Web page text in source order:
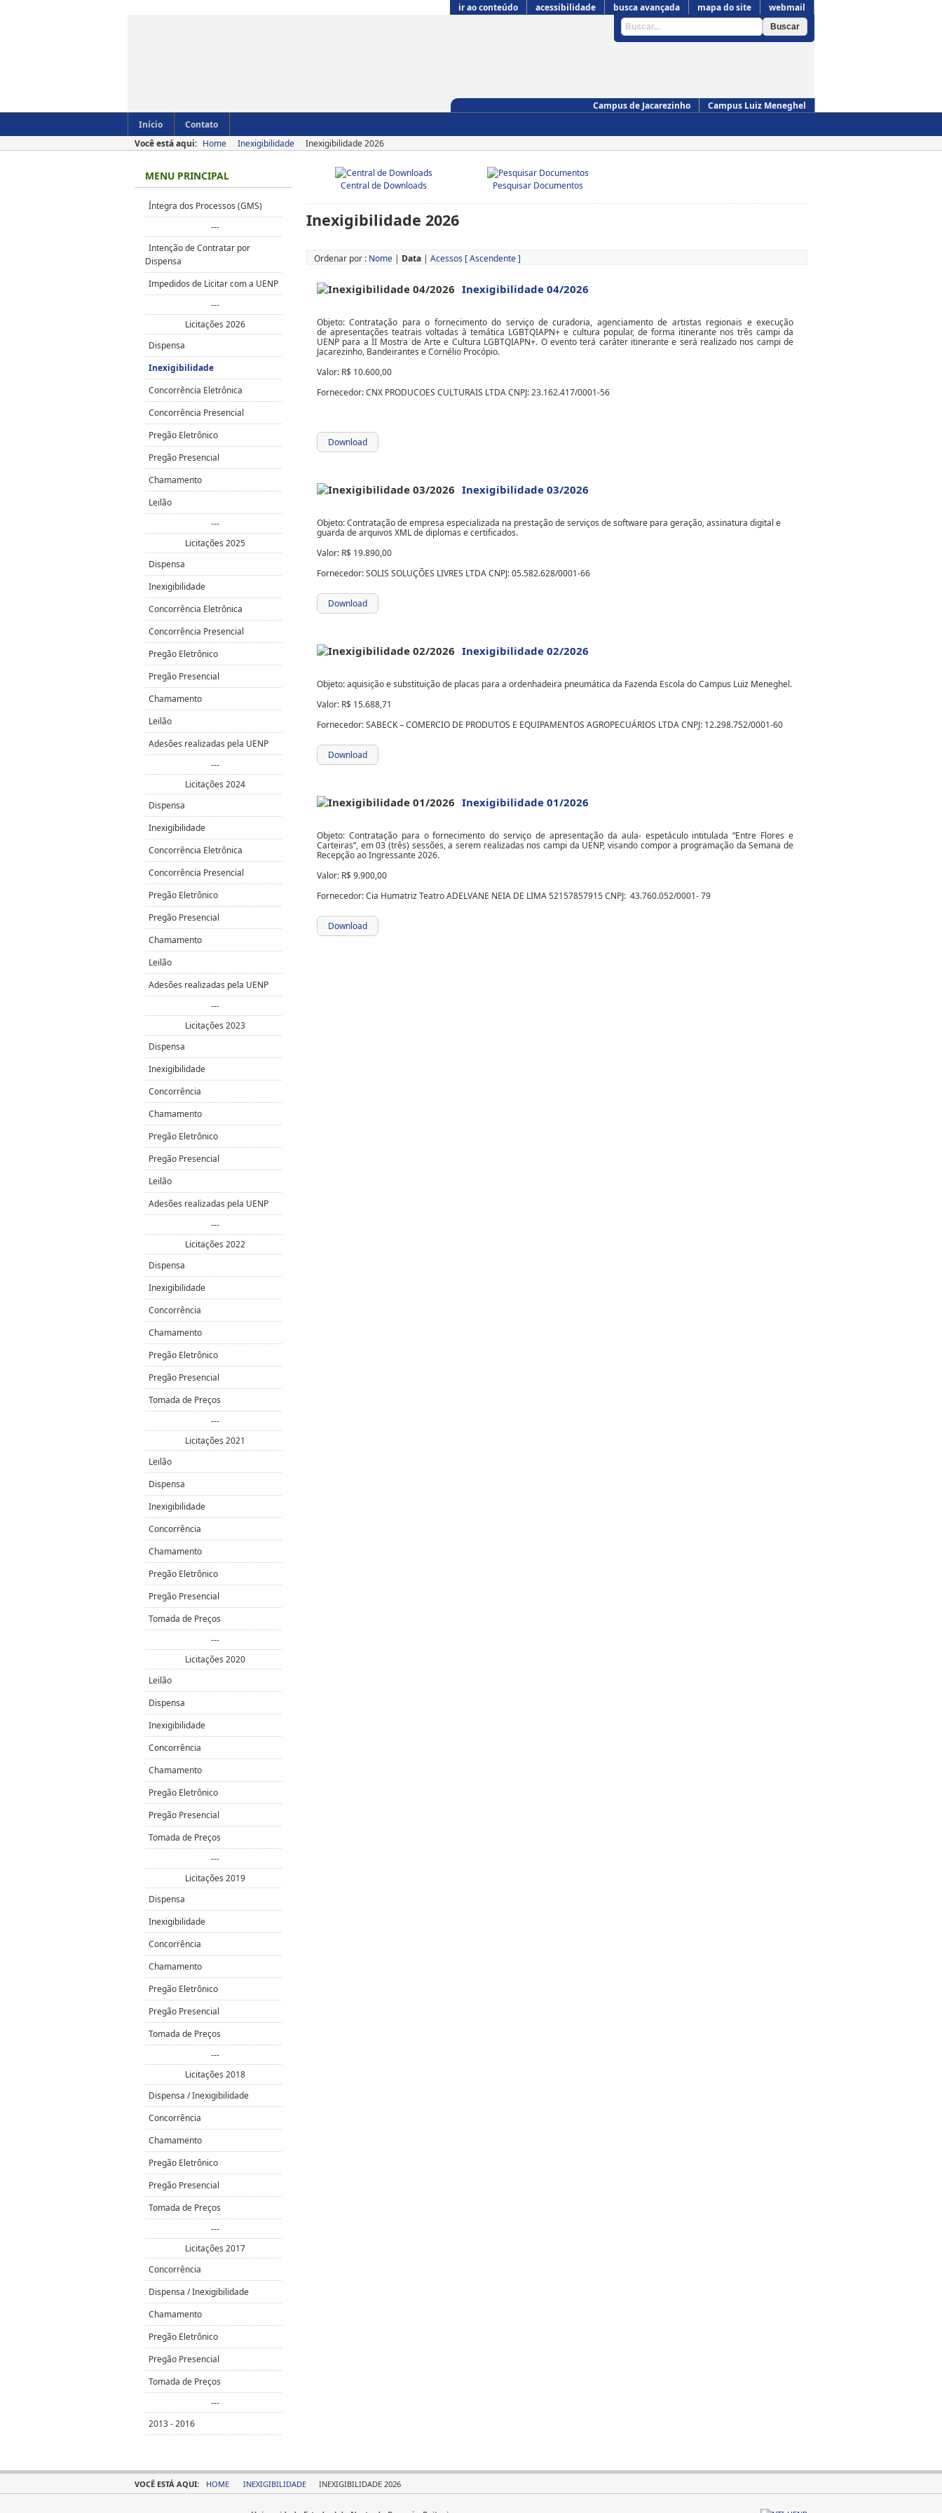
webmail
mapa do site
busca avançada
acessibilidade
ir ao conteúdo
Campus Luiz Meneghel
Campus de Jacarezinho
Início
Contato
Você está aqui: Home Inexigibilidade Inexigibilidade 2026
Central de Downloads Pesquisar Documentos
Inexigibilidade 2026
Ordenar por : Nome | Data | Acessos [ Ascendente ]
Inexigibilidade 04/2026
Objeto: Contratação para o fornecimento do serviço de curadoria, agenciamento de artistas regionais e execução
de apresentações teatrais voltadas à temática LGBTQIAPN+ e cultura popular, de forma itinerante nos três campi da
UENP para a II Mostra de Arte e Cultura LGBTQIAPN+. O evento terá caráter itinerante e será realizado nos campi de
Jacarezinho, Bandeirantes e Cornélio Procópio.
Valor: R$ 10.600,00
Fornecedor: CNX PRODUCOES CULTURAIS LTDA CNPJ: 23.162.417/0001-56
Download
Inexigibilidade 03/2026
Objeto: Contratação de empresa especializada na prestação de serviços de software para geração, assinatura digital e
guarda de arquivos XML de diplomas e certificados.
Valor: R$ 19.890,00
Fornecedor: SOLIS SOLUÇÕES LIVRES LTDA CNPJ: 05.582.628/0001-66
Download
Inexigibilidade 02/2026
Objeto: aquisição e substituição de placas para a ordenhadeira pneumática da Fazenda Escola do Campus Luiz Meneghel.
Valor: R$ 15.688,71
Fornecedor: SABECK – COMERCIO DE PRODUTOS E EQUIPAMENTOS AGROPECUÁRIOS LTDA CNPJ: 12.298.752/0001-60
Download
Inexigibilidade 01/2026
Objeto: Contratação para o fornecimento do serviço de apresentação da aula- espetáculo intitulada “Entre Flores e
Carteiras”, em 03 (três) sessões, a serem realizadas nos campi da UENP, visando compor a programação da Semana de
Recepção ao Ingressante 2026.
Valor: R$ 9.900,00
Fornecedor: Cia Humatriz Teatro ADELVANE NEIA DE LIMA 52157857915 CNPJ: 43.760.052/0001- 79
Download
MENU PRINCIPAL
Íntegra dos Processos (GMS)
---
Intenção de Contratar por
Dispensa
Impedidos de Licitar com a UENP
---
Licitações 2026
Dispensa
Inexigibilidade
Concorrência Eletrônica
Concorrência Presencial
Pregão Eletrônico
Pregão Presencial
Chamamento
Leilão
---
Licitações 2025
Dispensa
Inexigibilidade
Concorrência Eletrônica
Concorrência Presencial
Pregão Eletrônico
Pregão Presencial
Chamamento
Leilão
Adesões realizadas pela UENP
---
Licitações 2024
Dispensa
Inexigibilidade
Concorrência Eletrônica
Concorrência Presencial
Pregão Eletrônico
Pregão Presencial
Chamamento
Leilão
Adesões realizadas pela UENP
---
Licitações 2023
Dispensa
Inexigibilidade
Concorrência
Chamamento
Pregão Eletrônico
Pregão Presencial
Leilão
Adesões realizadas pela UENP
---
Licitações 2022
Dispensa
Inexigibilidade
Concorrência
Chamamento
Pregão Eletrônico
Pregão Presencial
Tomada de Preços
---
Licitações 2021
Leilão
Dispensa
Inexigibilidade
Concorrência
Chamamento
Pregão Eletrônico
Pregão Presencial
Tomada de Preços
---
Licitações 2020
Leilão
Dispensa
Inexigibilidade
Concorrência
Chamamento
Pregão Eletrônico
Pregão Presencial
Tomada de Preços
---
Licitações 2019
Dispensa
Inexigibilidade
Concorrência
Chamamento
Pregão Eletrônico
Pregão Presencial
Tomada de Preços
---
Licitações 2018
Dispensa / Inexigibilidade
Concorrência
Chamamento
Pregão Eletrônico
Pregão Presencial
Tomada de Preços
---
Licitações 2017
Concorrência
Dispensa / Inexigibilidade
Chamamento
Pregão Eletrônico
Pregão Presencial
Tomada de Preços
---
2013 - 2016
VOCÊ ESTÁ AQUI: HOME INEXIGIBILIDADE INEXIGIBILIDADE 2026